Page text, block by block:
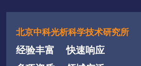
北京中科光析科学技术研究所
经验丰富
快速响应